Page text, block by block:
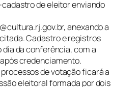
de eleitor enviando
anexando a
Cadastro e registros
da conferência, com a
credenciamento.
de votação ficará a
eleitoral formada por dois